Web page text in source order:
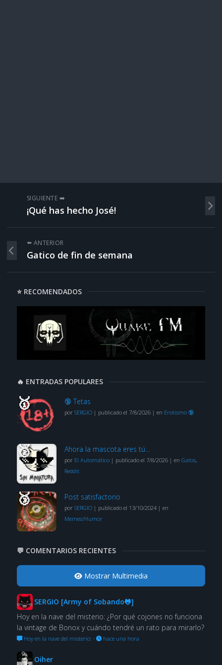
SIGUIENTE ➡️
¡Qué has hecho José!
⬅️ ANTERIOR
Gatico de fin de semana
⭐ RECOMENDADOS
🔥 ENTRADAS POPULARES
🔞 Tetas
por SERGIO| publicado el 7/8/2026| en Erotismo 🔞
Ahora la mascota eres tú…
por El Automático| publicado el 7/8/2026| en Gatos,
Reddit
Post satisfactorio
por SERGIO| publicado el 13/10/2024| en
Memes/Humor
💬 COMENTARIOS RECIENTES
Mostrar Multimedia
SERGIO [Army of Sobando🐸]
Hoy en la nave del misterio: ¿Por qué cojones no funciona
la vintage de Bonox y cuándo tendré un rato para mirarlo?
Hoy en la nave del misterio: · hace una hora
Oiher